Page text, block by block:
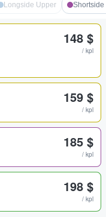
Longside Upper Shortside
148 $
/ kpl
159 $
/ kpl
185 $
/ kpl
198 $
/ kpl